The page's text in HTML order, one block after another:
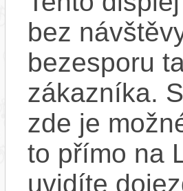
bez
bezesporu
zákazníka.
zde je
to přímo na
uvidíte